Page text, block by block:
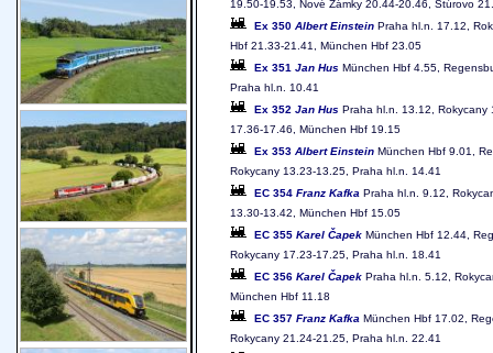
19.50-19.53, Nové Zámky 20.44-20.46, Štúrovo
Ex 350 Albert Einstein Praha hl.n. 17.12,
Hbf 21.33-21.41, München Hbf 23.05
Ex 351 Jan Hus München Hbf 4.55,
Praha hl.n. 10.41
Ex 352 Jan Hus Praha hl.n. 13.12, Rokycany
17.36-17.46, München Hbf 19.15
Ex 353 Albert Einstein München Hbf 9.01,
Rokycany 13.23-13.25, Praha hl.n. 14.41
EC 354 Franz Kafka Praha hl.n. 9.12,
13.30-13.42, München Hbf 15.05
EC 355 Karel Čapek München Hbf 12.44,
Rokycany 17.23-17.25, Praha hl.n. 18.41
EC 356 Karel Čapek Praha hl.n. 5.12,
München Hbf 11.18
EC 357 Franz Kafka München Hbf 17.02,
Rokycany 21.24-21.25, Praha hl.n. 22.41